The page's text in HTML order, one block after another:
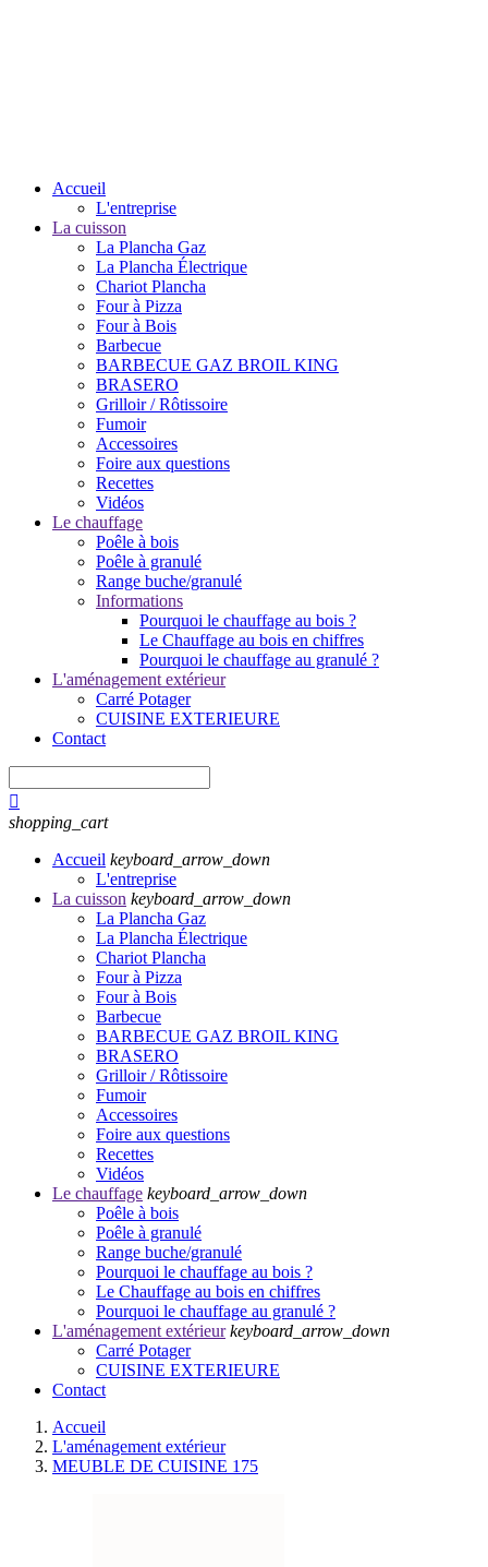
Accueil
L'entreprise
La cuisson
La Plancha Gaz
La Plancha Électrique
Chariot Plancha
Four à Pizza
Four à Bois
Barbecue
BARBECUE GAZ BROIL KING
BRASERO
Grilloir / Rôtissoire
Fumoir
Accessoires
Foire aux questions
Recettes
Vidéos
Le chauffage
Poêle à bois
Poêle à granulé
Range buche/granulé
Informations
Pourquoi le chauffage au bois ?
Le Chauffage au bois en chiffres
Pourquoi le chauffage au granulé ?
L'aménagement extérieur
Carré Potager
CUISINE EXTERIEURE
Contact

shopping_cart
Accueil keyboard_arrow_down
L'entreprise
La cuisson keyboard_arrow_down
La Plancha Gaz
La Plancha Électrique
Chariot Plancha
Four à Pizza
Four à Bois
Barbecue
BARBECUE GAZ BROIL KING
BRASERO
Grilloir / Rôtissoire
Fumoir
Accessoires
Foire aux questions
Recettes
Vidéos
Le chauffage keyboard_arrow_down
Poêle à bois
Poêle à granulé
Range buche/granulé
Pourquoi le chauffage au bois ?
Le Chauffage au bois en chiffres
Pourquoi le chauffage au granulé ?
L'aménagement extérieur keyboard_arrow_down
Carré Potager
CUISINE EXTERIEURE
Contact
Accueil
L'aménagement extérieur
MEUBLE DE CUISINE 175